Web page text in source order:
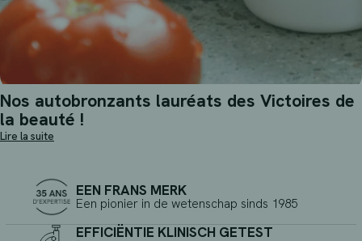
Nos autobronzants lauréats des Victoires de
la beauté !
Lire la suite
EEN FRANS MERK
Een pionier in de wetenschap sinds 1985
EFFICIËNTIE KLINISCH GETEST